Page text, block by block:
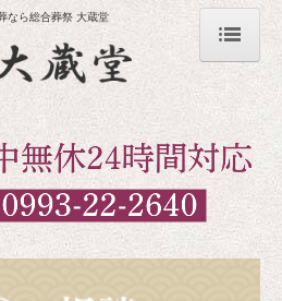
ら総合葬祭大蔵堂
覧
なら総合葬祭 大蔵堂